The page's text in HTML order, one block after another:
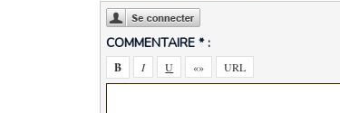
COMMENTAIRE * :